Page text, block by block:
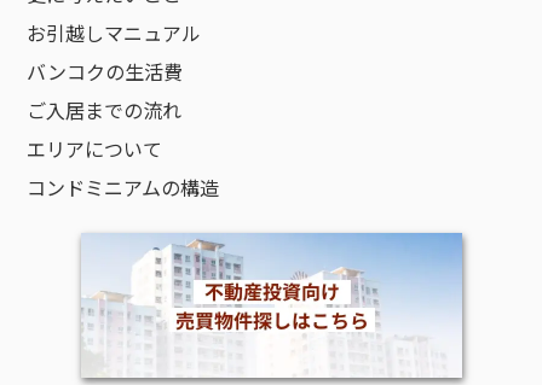
お引越しマニュアル
バンコクの生活費
ご入居までの流れ
エリアについて
コンドミニアムの構造